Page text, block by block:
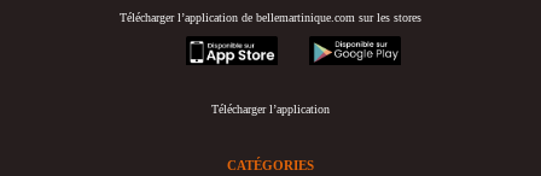
Télécharger l’application de bellemartinique.com sur les stores
appstore
googleplay
Télécharger l’application
CATÉGORIES